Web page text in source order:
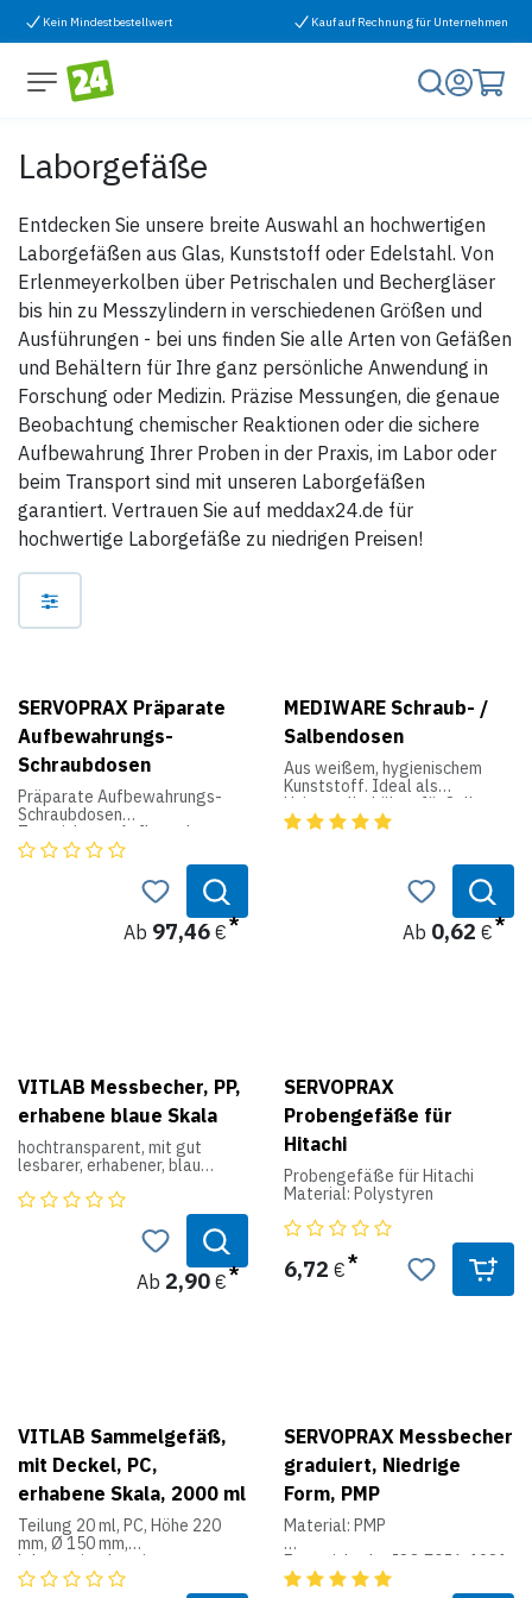
Zum Inhalt springen
Kein Mindestbestellwert Kauf auf Rechnung für Unternehmen
Laborgefäße
Entdecken Sie unsere breite Auswahl an hochwertigen
Laborgefäßen aus Glas, Kunststoff oder Edelstahl. Von
Erlenmeyerkolben über Petrischalen und Bechergläser
bis hin zu Messzylindern in verschiedenen Größen und
Ausführungen - bei uns finden Sie alle Arten von Gefäßen
und Behältern für Ihre ganz persönliche Anwendung in
Forschung oder Medizin. Präzise Messungen, die genaue
Beobachtung chemischer Reaktionen oder die sichere
Aufbewahrung Ihrer Proben in der Praxis, im Labor oder
beim Transport sind mit unseren Laborgefäßen
garantiert. Vertrauen Sie auf meddax24.de für
hochwertige Laborgefäße zu niedrigen Preisen!
SERVOPRAX Präparate
Aufbewahrungs-
Schraubdosen
Präparate Aufbewahrungs-
Schraubdosen
Zum sicheren Aufbewahren
von Präparaten sind diese
Aufbewahrungsbehälter aus
Polystyrol ideal. Mit großer
Öffnung und dichtem
Schraubdeckel werden alle
Ab 97,46€
MEDIWARE Schraub- /
Salbendosen
Aus weißem, hygienischem
Kunststoff. Ideal als
Universalbehälter für Salben
und Proben.
Ab 0,62 €
VITLAB Messbecher, PP,
erhabene blaue Skala
hochtransparent, mit gut
lesbarer, erhabener, blau
griffigem Henkel, um die
Prägung zu schonen, wird die
Reinigung bis max. 60 °C
empfohlen, bedingt
autoklavierbar bei 121 °C (2
bar) entsprechend DIN EN 285,
250 5
500 10
1000 20
2000 50
3000 50
5000 100
Ab 2,90€
SERVOPRAX
Probengefäße für
Hitachi
Probengefäße für Hitachi
Material: Polystyren
6,72 €
VITLAB Sammelgefäß,
mit Deckel, PC,
erhabene Skala, 2000 ml
Teilung 20 ml, PC, Höhe 220
mm, Ø 150 mm,
lebensmittelgeeignetes
Produkt entsprechend
SERVOPRAX Messbecher
graduiert, Niedrige
Form, PMP
Material: PMP
Entspricht der ISO 7056-1981
(E) und BS 5404 Teil 1.